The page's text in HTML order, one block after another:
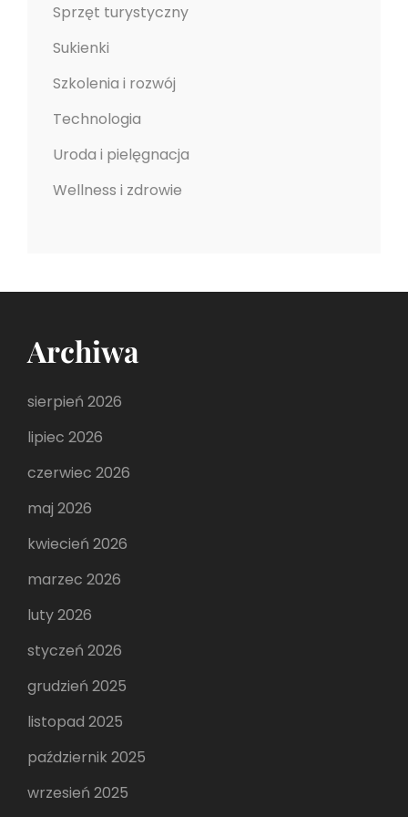
Sprzęt turystyczny
Sukienki
Szkolenia i rozwój
Technologia
Uroda i pielęgnacja
Wellness i zdrowie
Archiwa
sierpień 2026
lipiec 2026
czerwiec 2026
maj 2026
kwiecień 2026
marzec 2026
luty 2026
styczeń 2026
grudzień 2025
listopad 2025
październik 2025
wrzesień 2025